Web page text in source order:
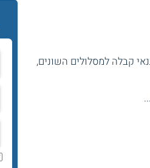
קבלה למסלולים השונים,